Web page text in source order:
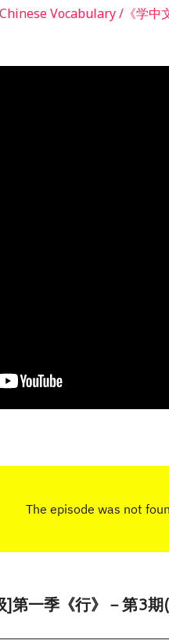
Vocabulary /《学中
]第一季《行》－第3期